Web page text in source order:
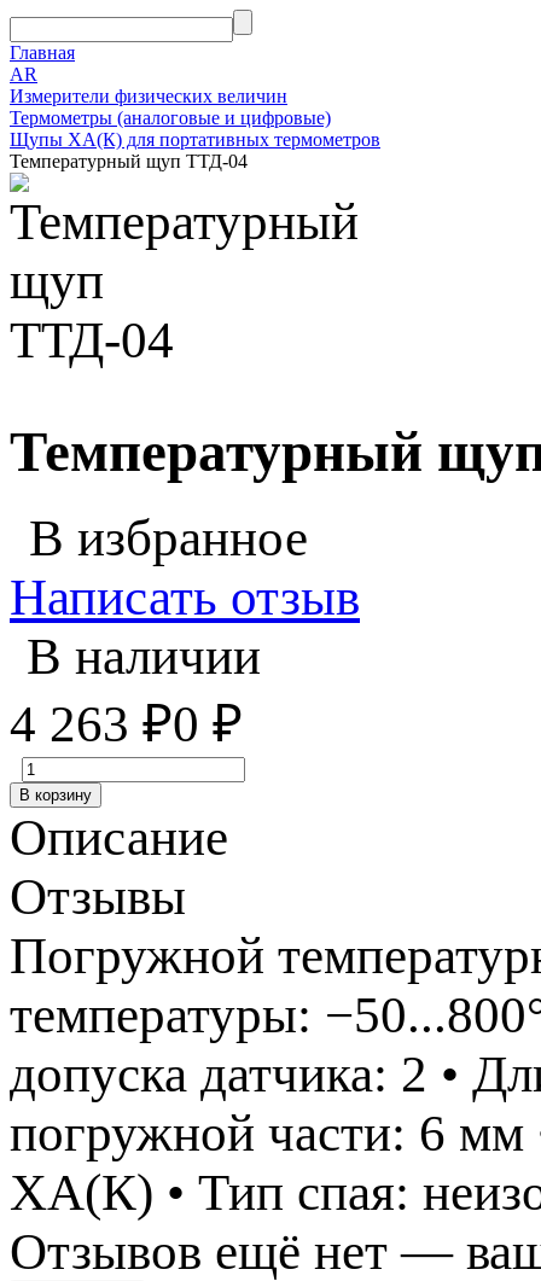
Главная
AR
Измерители физических величин
Термометры (аналоговые и цифровые)
Щупы ХА(К) для портативных термометров
Температурный щуп ТТД-04
Температурный
В избранное
Написать отзыв
В наличии
4 263 ₽0 ₽
В корзину
Описание
Отзывы
Погружной
температуры:
допуска датчика: 2 •
погружной части: 6 мм
ХА(К) • Тип спая:
Отзывов ещё нет —